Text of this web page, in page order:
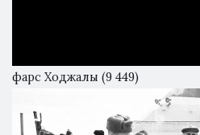
фарс Ходжалы (9 449)